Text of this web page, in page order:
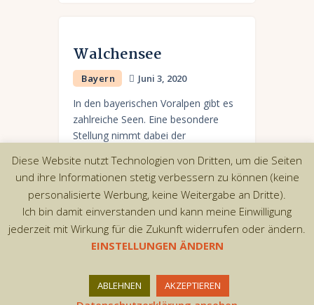
Walchensee
Bayern Juni 3, 2020
In den bayerischen Voralpen gibt es
zahlreiche Seen. Eine besondere
Stellung nimmt dabei der
türkisblauen Farbe den Beinamen
„Bayerische Karibik“ trägt. Mit 190 m
Tiefe…
Copyright © 2026 by AxiomThemes. All rights
reserved.
Diese Website nutzt Technologien von Dritten, um die Seiten
und ihre Informationen stetig verbessern zu können (keine
personalisierte Werbung, keine Weitergabe an Dritte).
Ich bin damit einverstanden und kann meine Einwilligung
jederzeit mit Wirkung für die Zukunft widerrufen oder ändern.
EINSTELLUNGEN ÄNDERN
ABLEHNEN AKZEPTIEREN